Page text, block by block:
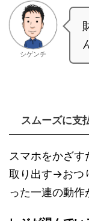
シゲンチ
スムーズに支
スマホをかざ
取り出す→おつ
った一連の動作